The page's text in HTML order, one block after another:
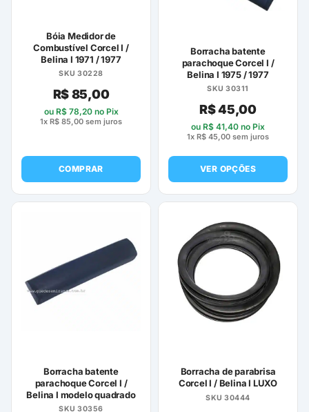
Bóia Medidor de
Combustível Corcel I /
Belina I 1971 / 1977
SKU 30228
R$85,00
ou R$78,20no Pix
1x R$ 85,00 sem juros
COMPRAR
Borracha batente
parachoque Corcel I /
Belina I 1975 / 1977
SKU 30311
R$45,00
ou R$ 41,40 no Pix
1x R$ 45,00 sem juros
VER OPÇÕES
Este
tem
várias
variantes.
opções
podem
ser
página
do
produto
Borracha batente
parachoque Corcel I /
Belina I modelo quadrado
SKU 30356
Borracha de parabrisa
Corcel I / Belina I LUXO
SKU 30444